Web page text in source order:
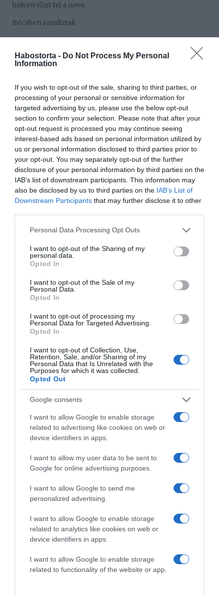
Habostorta - Do Not Process My Personal
Information
If you wish to opt-out of the sale, sharing to third parties, or
processing of your personal or sensitive information for
targeted advertising by us, please use the below opt-out
section to confirm your selection. Please note that after your
opt-out request is processed you may continue seeing
interest-based ads based on personal information utilized by
us or personal information disclosed to third parties prior to
your opt-out. You may separately opt-out of the further
disclosure of your personal information by third parties on the
IAB’s list of downstream participants. This information may
also be disclosed by us to third parties on the IAB’s List of
Downstream Participants that may further disclose it to other
Please note that this website/app uses one or more Google
not limited to your visit or usage behaviour. You may click to
grant or deny consent to Google and its third-party tags to
use your data for below specified purposes in below Google
consent section.
Personal Data Processing Opt Outs
I want to opt-out of the Sharing of my
personal data.
Opted In
I want to opt-out of the Sale of my
Personal Data.
Opted In
I want to opt-out of processing my
Personal Data for Targeted Advertising.
Opted In
I want to opt-out of Collection, Use,
Retention, Sale, and/or Sharing of my
Personal Data that Is Unrelated with the
Purposes for which it was collected.
Opted Out
Google consents
I want to allow Google to enable storage
related to advertising like cookies on web or
device identifiers in apps.
I want to allow my user data to be sent to
Google for online advertising purposes.
I want to allow Google to send me
personalized advertising.
I want to allow Google to enable storage
related to analytics like cookies on web or
device identifiers in apps.
I want to allow Google to enable storage
related to functionality of the website or app.
helyen tűnt fel a neve.
Bécsben randiztak
ősszel pedofilvádak érték Márkot, a stylist kiutazott
külföldre a szerelméhez, és bár a botrány óta alig szólalt
szerelmesek hónapokon keresztül nem osztottak meg
közös képet, ám most Márk egy olyan, Alainnel közös
szelfit rakott ki az egy napig megnézhető Instagram-
történetébe, amelyen éppen pezsgőznek valahol. A kubai
férfi sztorijából az is kiderült, hogy Bécsben
randevúztak.
Megosztás: Facebook Twitter Pinterest
Címkék: párkapcsolat,Bécs, romantika,Lakatos
Korábbi bejegyzések Következő bejegyzés
HASONLÓ BEJEGYZÉSEK
Koltai Róbert életükről mesélt
2026-08-07.
12 éves lett Ördög Nóra fia